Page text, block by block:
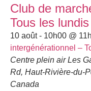
Club de
Tous les lundis
10 août - 10h00@
intergénérationnel –
Centre plein air Les
Rd, Haut-Rivière-du-
Canada